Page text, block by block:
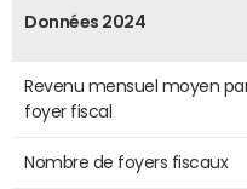
Données 2024
Revenu mensuel moyen
foyer fiscal
Nombre de foyers fiscaux